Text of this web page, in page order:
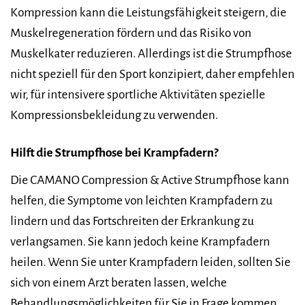
Kompression kann die Leistungsfähigkeit steigern, die
Muskelregeneration fördern und das Risiko von
Muskelkater reduzieren. Allerdings ist die Strumpfhose
nicht speziell für den Sport konzipiert, daher empfehlen
wir, für intensivere sportliche Aktivitäten spezielle
Kompressionsbekleidung zu verwenden.
Hilft die Strumpfhose bei Krampfadern?
Die CAMANO Compression & Active Strumpfhose kann
helfen, die Symptome von leichten Krampfadern zu
lindern und das Fortschreiten der Erkrankung zu
verlangsamen. Sie kann jedoch keine Krampfadern
heilen. Wenn Sie unter Krampfadern leiden, sollten Sie
sich von einem Arzt beraten lassen, welche